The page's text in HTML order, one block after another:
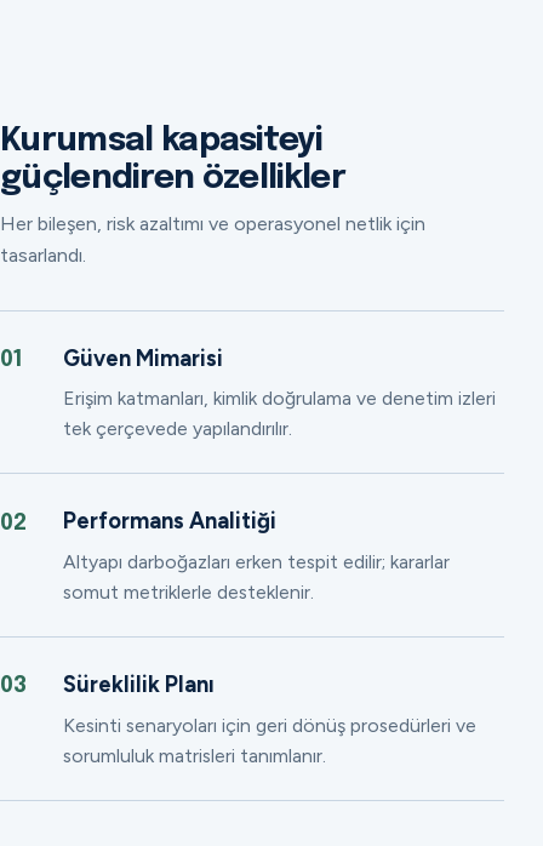
Kurumsal kapasiteyi
güçlendiren özellikler
Her bileşen, risk azaltımı ve operasyonel netlik için
tasarlandı.
01 Güven Mimarisi
Erişim katmanları, kimlik doğrulama ve denetim izleri
tek çerçevede yapılandırılır.
02 Performans Analitiği
Altyapı darboğazları erken tespit edilir; kararlar
somut metriklerle desteklenir.
03 Süreklilik Planı
Kesinti senaryoları için geri dönüş prosedürleri ve
sorumluluk matrisleri tanımlanır.